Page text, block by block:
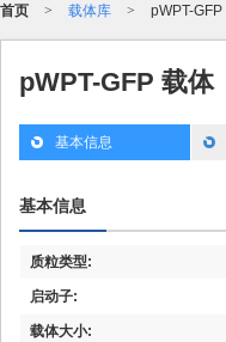
首页 > 载体库 > pWPT-GFP
pWPT-GFP 载体
基本信息
基本信息
质粒类型:
启动子:
载体大小: